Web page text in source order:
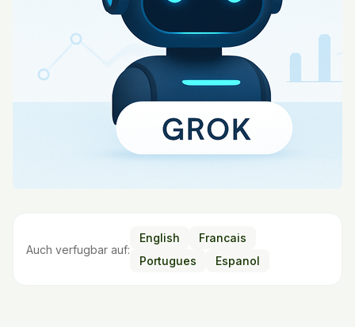
Auch verfugbar auf:
English
Francais
Portugues
Espanol